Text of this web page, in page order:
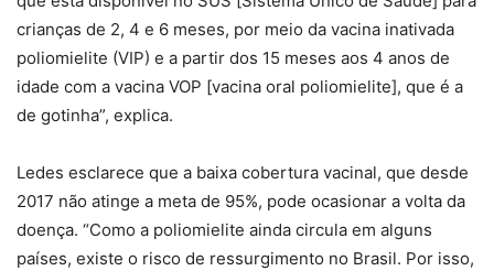
crianças de 2, 4 e 6 meses, por meio da vacina inativada
poliomielite (VIP) e a partir dos 15 meses aos 4 anos de
idade com a vacina VOP [vacina oral poliomielite], que é a
de gotinha”, explica.
Ledes esclarece que a baixa cobertura vacinal, que desde
2017 não atinge a meta de 95%, pode ocasionar a volta da
doença. “Como a poliomielite ainda circula em alguns
países, existe o risco de ressurgimento no Brasil. Por isso,